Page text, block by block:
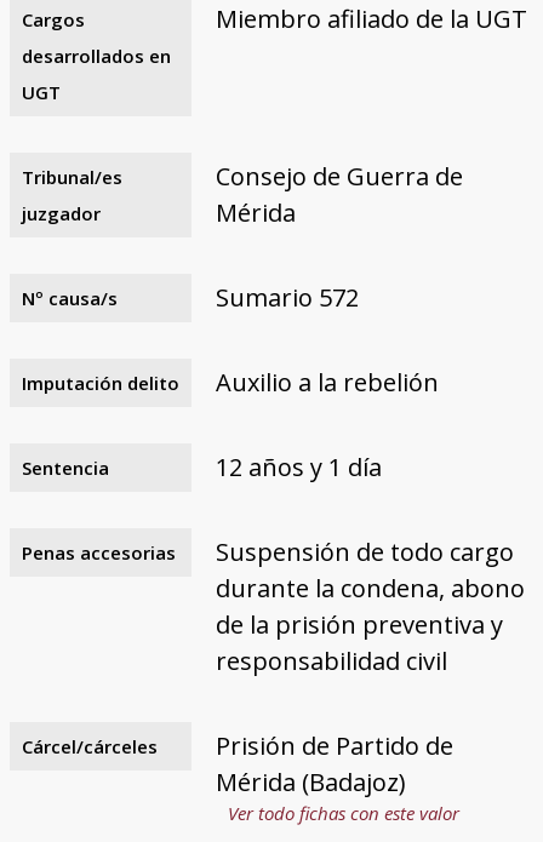
Cargos
desarrollados en
UGT
Miembro afiliado de la UGT
Tribunal/es
juzgador
Consejo de Guerra de
Mérida
Nº causa/s Sumario 572
Imputación delito Auxilio a la rebelión
Sentencia 12 años y 1 día
Penas accesorias
Suspensión de todo cargo
durante la condena, abono
de la prisión preventiva y
responsabilidad civil
Cárcel/cárceles
Prisión de Partido de
Mérida (Badajoz)
Ver todo fichas con este valor